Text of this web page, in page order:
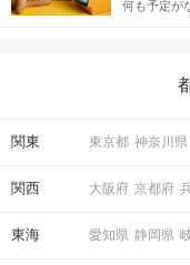
えながら解
何も予定が
の楽しい
関東 東京都 神奈川県
関西 大阪府 京都府
東海 愛知県 静岡県